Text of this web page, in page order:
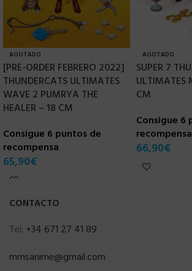
AGOTADO
[PRE-ORDER FEBRERO 2022]
THUNDERCATS ULTIMATES
WAVE 2 PUMRYA THE
HEALER – 18 CM
Consigue 6 puntos de
recompensa
65,90€
AGOTADO
SUPER 7
ULTIMATES
CM
Consigue 6
recompensa
66,90€
CONTACTO
Tel: +34 671 27 41 89
mmsanime@gmail.com